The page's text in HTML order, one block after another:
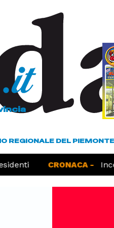
REGIONALE DEL PIEMONTE
CRONACA -